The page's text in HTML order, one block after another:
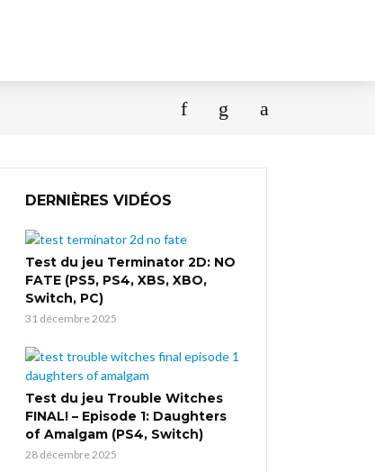
DERNIÈRES VIDÉOS
Test du jeu Terminator 2D: NO
FATE (PS5, PS4, XBS, XBO,
Switch, PC)
31 décembre 2025
Test du jeu Trouble Witches
FINAL! – Episode 1: Daughters
of Amalgam (PS4, Switch)
28 décembre 2025